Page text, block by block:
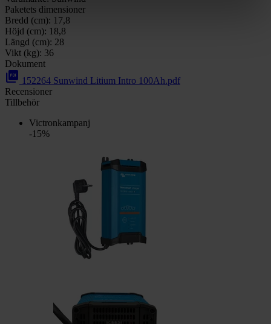
Paketets dimensioner
Bredd (cm): 17,8
Höjd (cm): 18,8
Längd (cm): 28
Vikt (kg): 36
Dokument
picture_as_pdf 152264 Sunwind Litium Intro 100Ah.pdf
Recensioner
Tillbehör
Victronkampanj
-15%